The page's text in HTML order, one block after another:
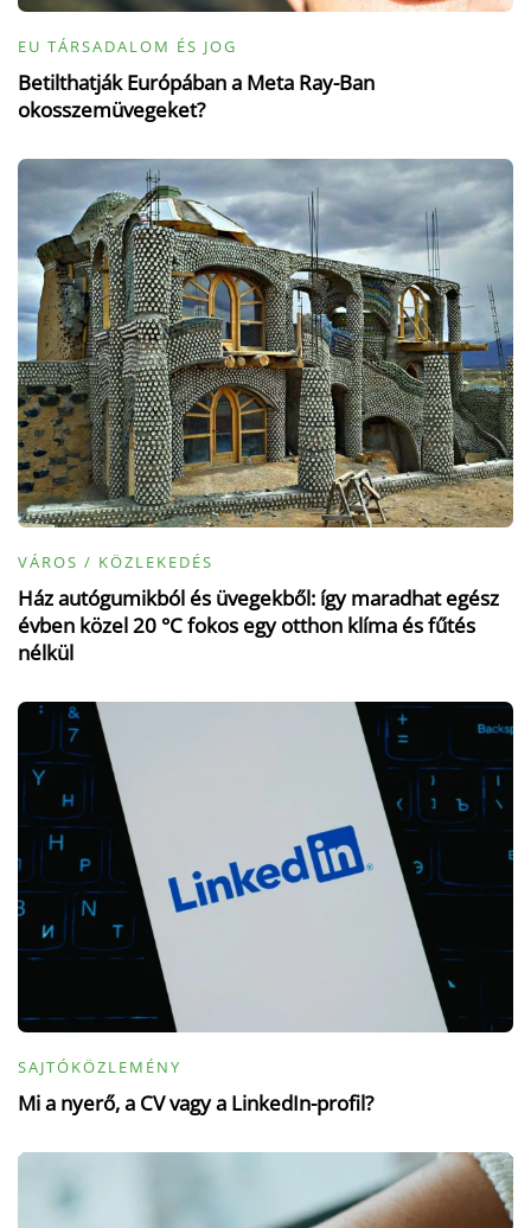
EU TÁRSADALOM ÉS JOG
Betilthatják Európában a Meta Ray-Ban
okosszemüvegeket?
VÁROS / KÖZLEKEDÉS
Ház autógumikból és üvegekből: így maradhat egész
évben közel 20 °C fokos egy otthon klíma és fűtés
nélkül
SAJTÓKÖZLEMÉNY
Mi a nyerő, a CV vagy a LinkedIn-profil?